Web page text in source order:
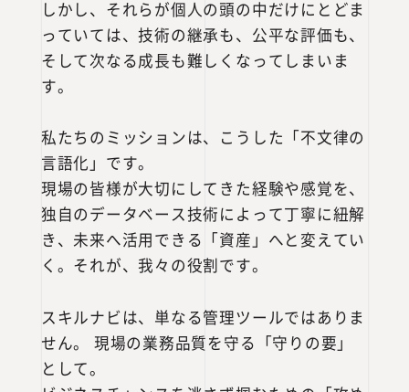
しかし、それらが個人の頭の中だけにとどま
っていては、技術の継承も、公平な評価も、
そして次なる成長も難しくなってしまいま
す。
私たちのミッションは、こうした「不文律の
言語化」です。
現場の皆様が大切にしてきた経験や感覚を、
独自のデータベース技術によって丁寧に紐解
き、未来へ活用できる「資産」へと変えてい
く。それが、我々の役割です。
スキルナビは、単なる管理ツールではありま
せん。 現場の業務品質を守る「守りの要」
として。